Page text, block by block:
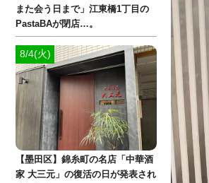
また会う日まで」江東橋1丁目の
PastaBAが閉店…。
8/4(火)
【墨田区】錦糸町の名店「中華酒
家 大三元」の復活の日が発表され